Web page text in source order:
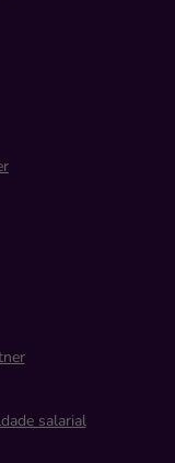
salarial